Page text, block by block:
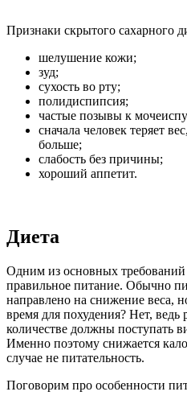
Признаки скрытого сахарного
шелушение кожи;
зуд;
сухость во рту;
полидиспипсия;
частые позывы к
сначала человек теряет
больше;
слабость без причины;
хороший аппетит.
Диета
Одним из основных требований
правильное питание. Обычно
направлено на снижение веса,
время для похудения? Нет, ведь
количестве должны поступать
Именно поэтому снижается
случае не питательность.
Поговорим про особенности